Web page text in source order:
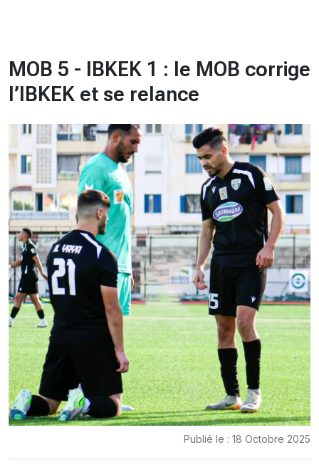
MOB 5 - IBKEK 1 : le MOB corrige
l’IBKEK et se relance
Publié le : 18 Octobre 2025